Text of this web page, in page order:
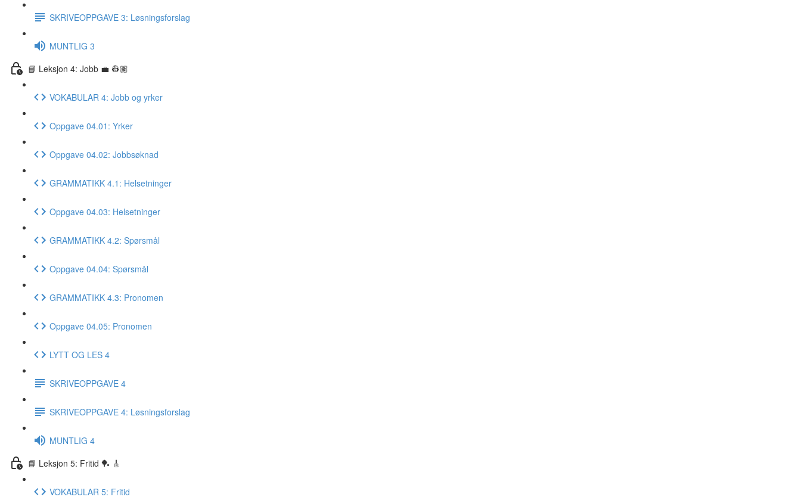
SKRIVEOPPGAVE 3: Løsningsforslag
MUNTLIG 3
📘 Leksjon 4: Jobb 💼 👷🏽
VOKABULAR 4: Jobb og yrker
Oppgave 04.01: Yrker
Oppgave 04.02: Jobbsøknad
GRAMMATIKK 4.1: Helsetninger
Oppgave 04.03: Helsetninger
GRAMMATIKK 4.2: Spørsmål
Oppgave 04.04: Spørsmål
GRAMMATIKK 4.3: Pronomen
Oppgave 04.05: Pronomen
LYTT OG LES 4
SKRIVEOPPGAVE 4
SKRIVEOPPGAVE 4: Løsningsforslag
MUNTLIG 4
📘 Leksjon 5: Fritid 🏓 🎸
VOKABULAR 5: Fritid